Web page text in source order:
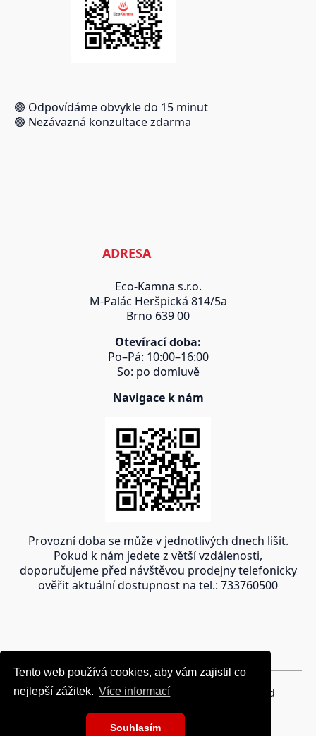
Tento web používá cookies, aby vám zajistil co
nejlepší zážitek. Více informací
Souhlasím
Tento web používá cookies, aby vám zajistil co
nejlepší zážitek. Více informací
Souhlasím
🟢 Odpovídáme obvykle do 15 minut
🟢 Nezávazná konzultace zdarma
ADRESA
Eco-Kamna s.r.o.
M-Palác Heršpická 814/5a
Brno 639 00
Otevírací doba:
Po–Pá: 10:00–16:00
So: po domluvě
Navigace k nám
Provozní doba se může v jednotlivých dnech lišit.
Pokud k nám jedete z větší vzdálenosti,
doporučujeme před návštěvou prodejny telefonicky
ověřit aktuální dostupnost na tel.: 733760500
Copyright © 2024 oravakrb.sk, All rights reserved